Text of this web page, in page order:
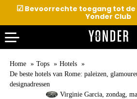
☑Bevoorrechte toegang tot de
Yonder Club
Home Tops
Hotels
De beste hotels van Rome: paleizen,
designadressen
Virginie Garcia, zondag,